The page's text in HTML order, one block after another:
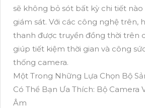
sẽ không bỏ sót bất kỳ chi tiết
giám sát. Với các công nghệ trên,
thanh được truyền đồng thời trên
giúp tiết kiệm thời gian và công
thống camera.
Một Trong Những Lựa Chọn Bộ
Có Thể Bạn Ưa Thích: Bộ Camera
Âm